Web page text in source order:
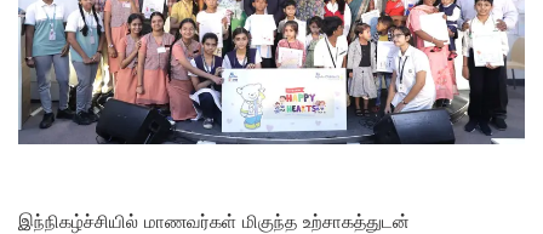
இந்நிகழ்ச்சியில் மாணவர்கள் மிகுந்த உற்சாகத்துடன்